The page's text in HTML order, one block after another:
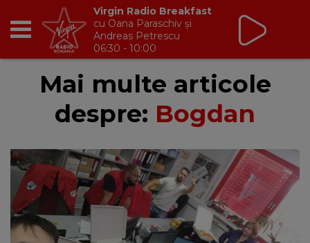
RADIO
BREAKFAST
TIC TALK
CÂȘTIGĂ
HOT 30
Virgin Radio Breakfast
cu Oana Paraschiv și
Andreas Petrescu
06:30 - 10:00
Mai multe articole
despre: Bogdan